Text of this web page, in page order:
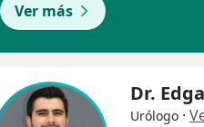
Ver más
Dr.
Urólogo ·